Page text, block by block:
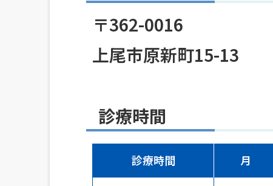
〒362-0016
上尾市原新町15-13
診療時間
診療時間 月